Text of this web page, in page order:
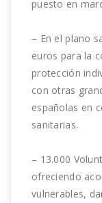
puesto en
– En el plano
euros para la
protección
con otras
españolas en
sanitarias.
– 13.000
ofreciendo
vulnerables,